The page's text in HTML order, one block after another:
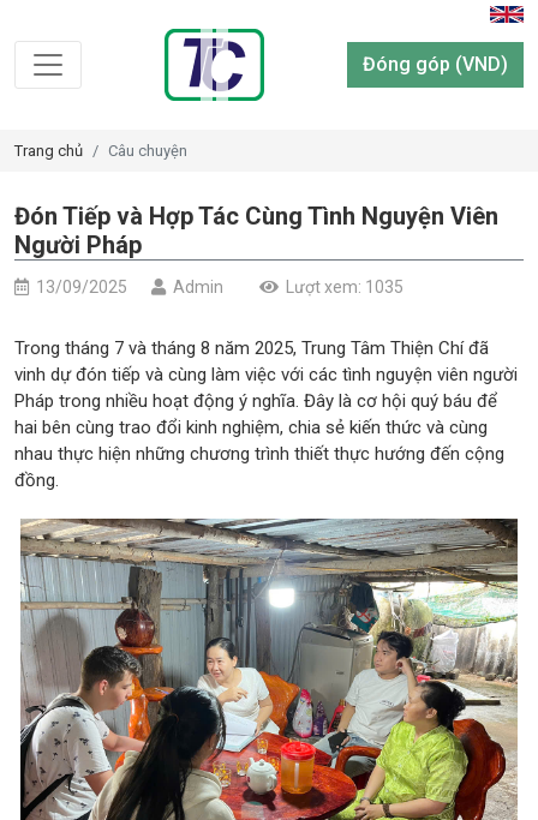
Đóng góp (VND)
Trang chủ Câu chuyện
Đón Tiếp và Hợp Tác Cùng Tình Nguyện Viên
Người Pháp
13/09/2025 Admin Lượt xem: 1035
Trong tháng 7 và tháng 8 năm 2025, Trung Tâm Thiện Chí đã
vinh dự đón tiếp và cùng làm việc với các tình nguyện viên người
Pháp trong nhiều hoạt động ý nghĩa. Đây là cơ hội quý báu để
hai bên cùng trao đổi kinh nghiệm, chia sẻ kiến thức và cùng
nhau thực hiện những chương trình thiết thực hướng đến cộng
đồng.